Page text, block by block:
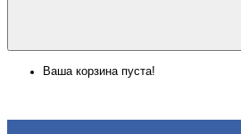
Ваша корзина пуста!